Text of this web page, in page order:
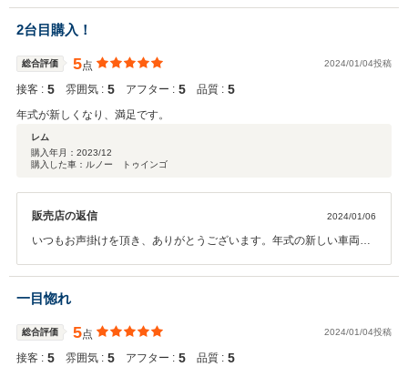
気付きの点がございましたら、遠慮なくご連絡を頂ければと思いま
す。今後もよろしくお願い致します。
2台目購入！
総合評価 5点 2024/01/04投稿
接客 : 5 雰囲気 : 5 アフター : 5 品質 : 5
年式が新しくなり、満足です。
レム
購入年月： 2023/12
購入した車：ルノー トゥインゴ
販売店の返信 2024/01/06
いつもお声掛けを頂き、ありがとうございます。年式の新しい車両、
ンスのご案内をさせて頂きますので、引き続き宜しくお願い致しま
す。
一目惚れ
総合評価 5点 2024/01/04投稿
接客 : 5 雰囲気 : 5 アフター : 5 品質 : 5